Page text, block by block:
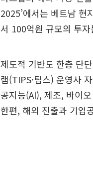
2025’에서는 베트남 현
서 100억원 규모의 투
제도적 기반도 한층 단
램(TIPS·팁스) 운영사
공지능(AI), 제조, 바이
한편, 해외 진출과 기업